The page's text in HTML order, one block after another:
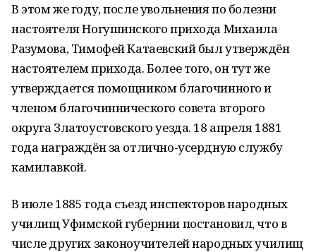
В этом же году, после увольнения по болезни
настоятеля Ногушинского прихода Михаила
Разумова, Тимофей Катаевский был утверждён
настоятелем прихода. Более того, он тут же
утверждается помощником благочинного и
членом благочиннического совета второго
округа Златоустовского уезда. 18 апреля 1881
года награждён за отлично-усердную службу
камилавкой.
В июле 1885 года съезд инспекторов народных
училищ Уфимской губернии постановил, что в
числе других законоучителей народных училищ